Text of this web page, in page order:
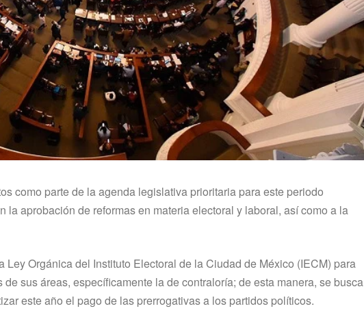
como parte de la agenda legislativa prioritaria para este periodo
aprobación de reformas en materia electoral y laboral, así como a la
Ley Orgánica del Instituto Electoral de la Ciudad de México (IECM) para
sus áreas, específicamente la de contraloría; de esta manera, se busca
este año el pago de las prerrogativas a los partidos políticos.